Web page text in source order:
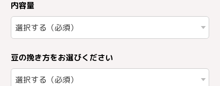
内容量
豆の挽き方をお選びください